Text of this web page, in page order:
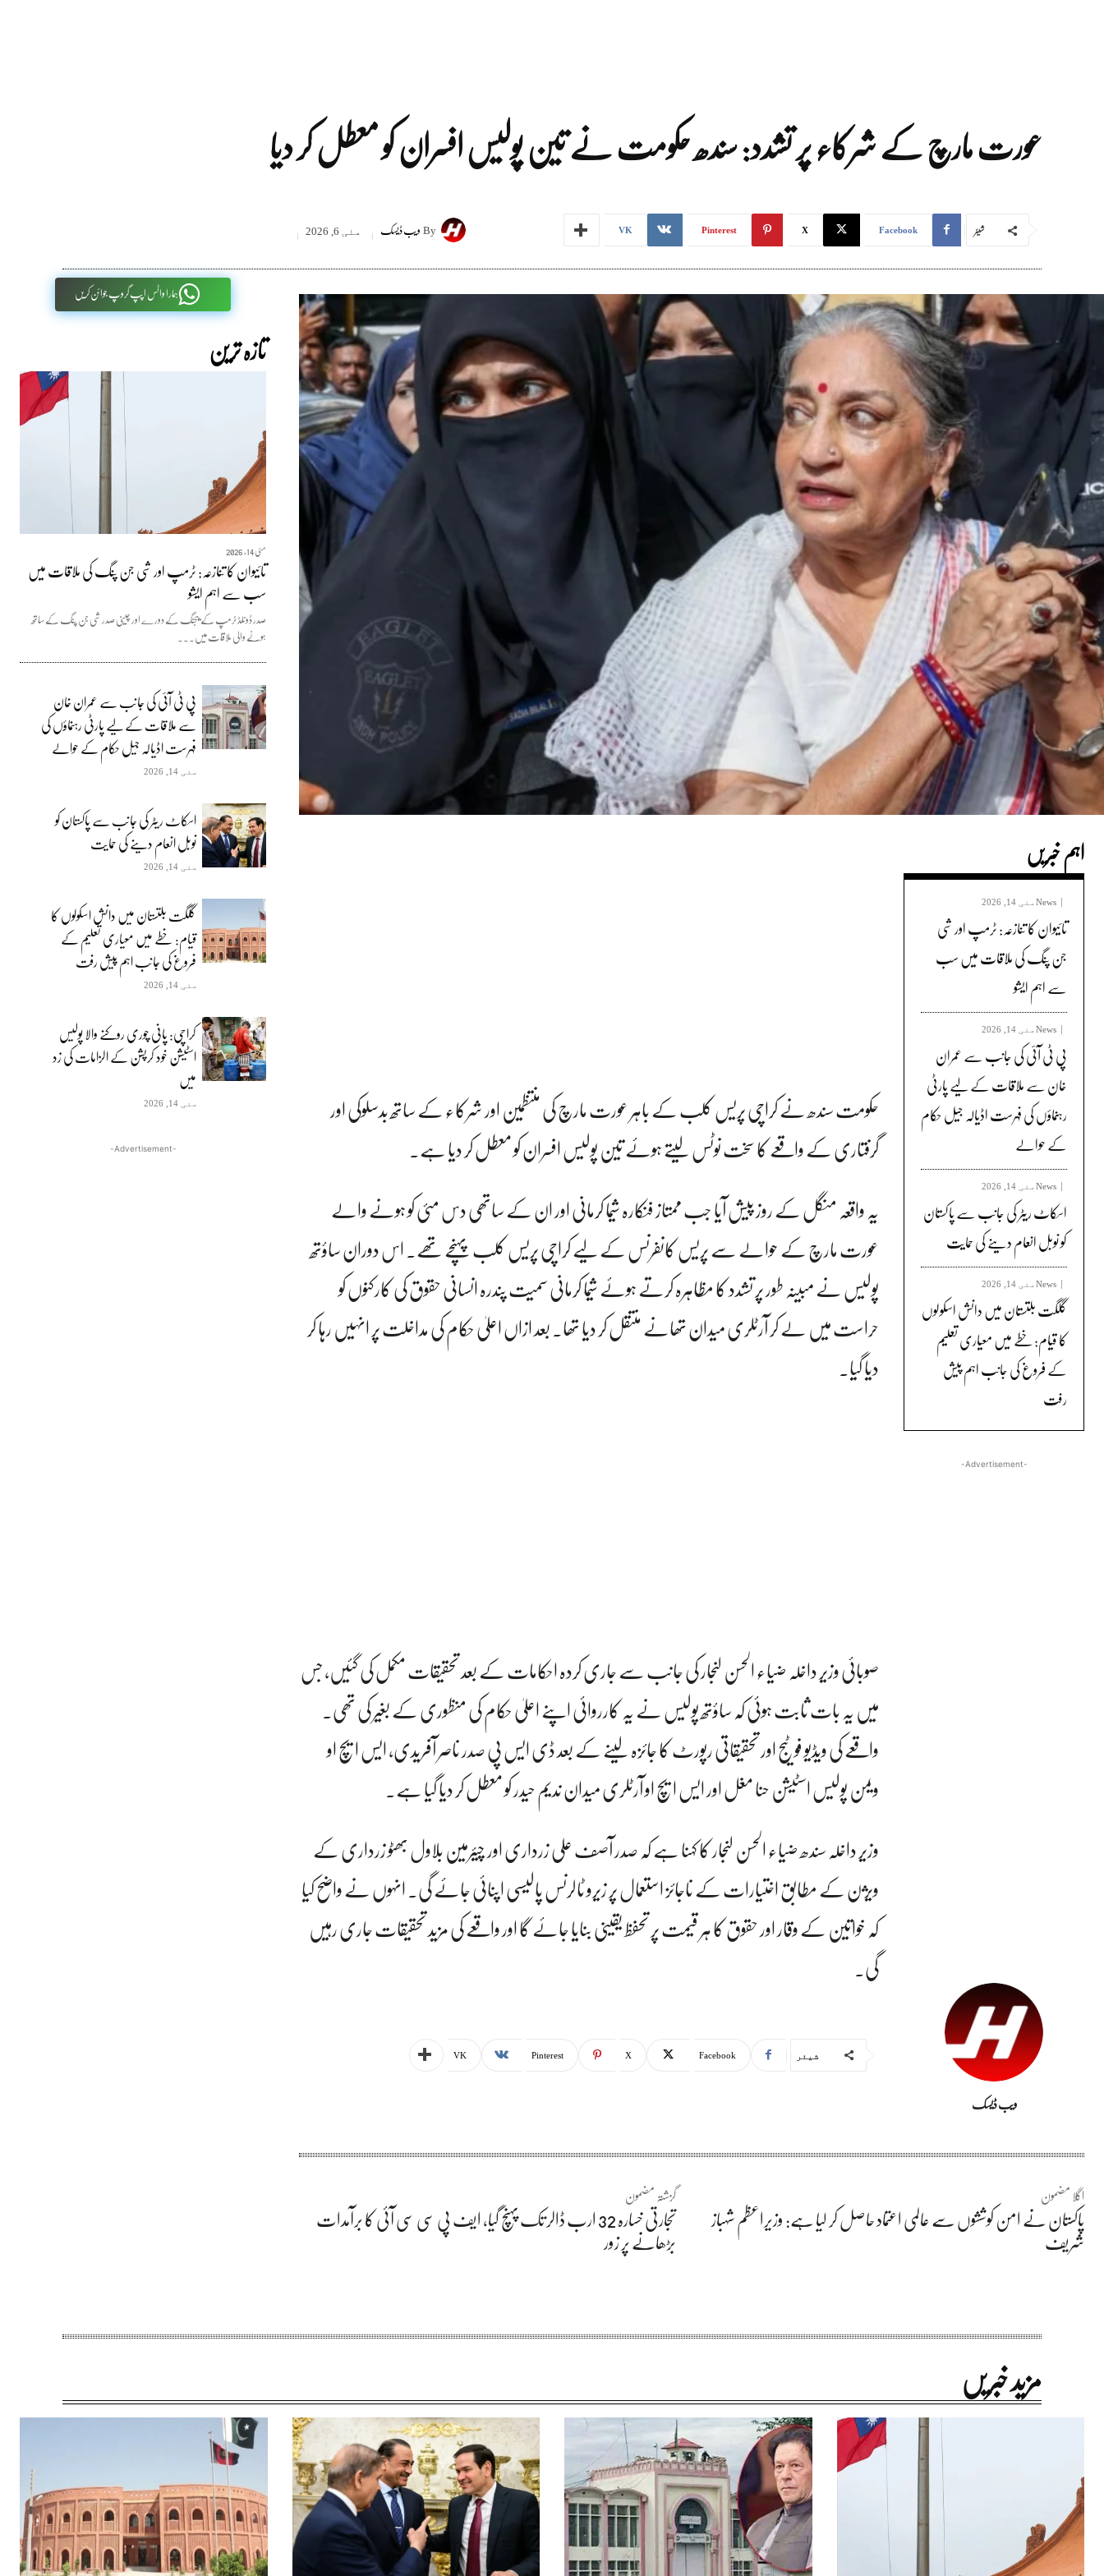
عورت مارچ کے شرکاء پر تشدد: سندھ حکومت نے تین پولیس افسران کو معطل کر دیا
Byویب ڈیسک مئی 6, 2026 شیئر Facebook
X
Pinterest
VK
ہمارا واٹس اپپ گروپ جوائن کریں
تازہ ترین
مئی 14, 2026
تائیوان کا تنازعہ: ٹرمپ اور شی جن پنگ کی ملاقات میں
سب سے اہم ایشو
صدر ڈونلڈ ٹرمپ کے بیجنگ کے دورے اور چینی صدر شی جن پنگ کے ساتھ
ہونے والی ملاقات میں...
پی ٹی آئی کی جانب سے عمران خان
سے ملاقات کے لیے پارٹی رہنماؤں کی
فہرست اڈیالہ جیل حکام کے حوالے
مئی 14, 2026
اسکاٹ ریٹر کی جانب سے پاکستان کو
نوبل انعام دینے کی حمایت
مئی 14, 2026
گلگت بلتستان میں دانش اسکولوں کا
قیام: خطے میں معیاری تعلیم کے
فروغ کی جانب اہم پیش رفت
مئی 14, 2026
کراچی: پانی چوری روکنے والا پولیس
اسٹیشن خود کرپشن کے الزامات کی زد
میں
مئی 14, 2026
-Advertisement-
حکومت سندھ نے کراچی پریس کلب کے باہر عورت مارچ کی منتظمین اور شرکاء کے ساتھ بدسلوکی اور
گرفتاری کے واقعے کا سخت نوٹس لیتے ہوئے تین پولیس افسران کو معطل کر دیا ہے۔
یہ واقعہ منگل کے روز پیش آیا جب ممتاز فنکارہ شیما کرمانی اور ان کے ساتھی دس مئی کو ہونے والے
عورت مارچ کے حوالے سے پریس کانفرنس کے لیے کراچی پریس کلب پہنچے تھے۔ اس دوران ساؤتھ
پولیس نے مبینہ طور پر تشدد کا مظاہرہ کرتے ہوئے شیما کرمانی سمیت پندرہ انسانی حقوق کی کارکنوں کو
حراست میں لے کر آرٹلری میدان تھانے منتقل کر دیا تھا۔ بعد ازاں اعلیٰ حکام کی مداخلت پر انہیں رہا کر
دیا گیا۔
صوبائی وزیر داخلہ ضیاء الحسن لنجار کی جانب سے جاری کردہ احکامات کے بعد تحقیقات مکمل کی گئیں، جس
میں یہ بات ثابت ہوئی کہ ساؤتھ پولیس نے یہ کارروائی اپنے اعلیٰ حکام کی منظوری کے بغیر کی تھی۔
واقعے کی ویڈیو فوٹیج اور تحقیقاتی رپورٹ کا جائزہ لینے کے بعد ڈی ایس پی صدر ناصر آفریدی، ایس ایچ او
ویمن پولیس اسٹیشن حنا مغل اور ایس ایچ او آرٹلری میدان ندیم حیدر کو معطل کر دیا گیا ہے۔
وزیر داخلہ سندھ ضیاء الحسن لنجار کا کہنا ہے کہ صدر آصف علی زرداری اور چیئرمین بلاول بھٹو زرداری کے
ویژن کے مطابق اختیارات کے ناجائز استعمال پر زیرو ٹالرنس پالیسی اپنائی جائے گی۔ انہوں نے واضح کیا
کہ خواتین کے وقار اور حقوق کا ہر قیمت پر تحفظ یقینی بنایا جائے گا اور واقعے کی مزید تحقیقات جاری رہیں
گی۔
شیئر Facebook
X
Pinterest
VK
اہم خبریں
News مئی 14, 2026
تائیوان کا تنازعہ: ٹرمپ اور شی
جن پنگ کی ملاقات میں سب
سے اہم ایشو
News مئی 14, 2026
پی ٹی آئی کی جانب سے عمران
خان سے ملاقات کے لیے پارٹی
رہنماؤں کی فہرست اڈیالہ جیل حکام
کے حوالے
News مئی 14, 2026
اسکاٹ ریٹر کی جانب سے پاکستان
کو نوبل انعام دینے کی حمایت
News مئی 14, 2026
گلگت بلتستان میں دانش اسکولوں
کا قیام: خطے میں معیاری تعلیم
کے فروغ کی جانب اہم پیش
رفت
-Advertisement-
ویب ڈیسک
گزشتہ مضمون
تجارتی خسارہ 32 ارب ڈالر تک پہنچ گیا، ایف پی سی سی آئی کا برآمدات
بڑھانے پر زور
اگلا مضمون
پاکستان نے امن کوششوں سے عالمی اعتماد حاصل کر لیا ہے: وزیراعظم شہباز
شریف
مزید خبریں